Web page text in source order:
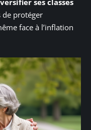
de protéger
face à l’inflation